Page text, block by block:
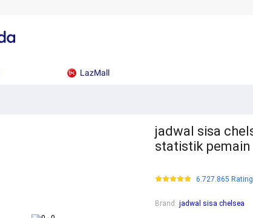
LazMall
jadwal sisa
statistik
6.727.865
Brand : jadwal sisa chelsea